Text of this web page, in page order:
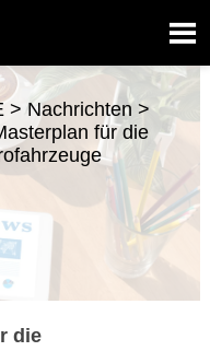

>Nachrichten >
für die
die